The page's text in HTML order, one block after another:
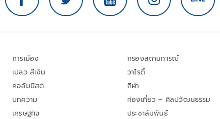
การเมือง
เปลว สีเงิน
คอลัมนิสต์
บทความ
เศรษฐกิจ
กรองสถานการณ์
วาไรตี้
กีฬา
ท่องเที่ยว – ศิลปวัฒนธรรม
ประชาสัมพันธ์